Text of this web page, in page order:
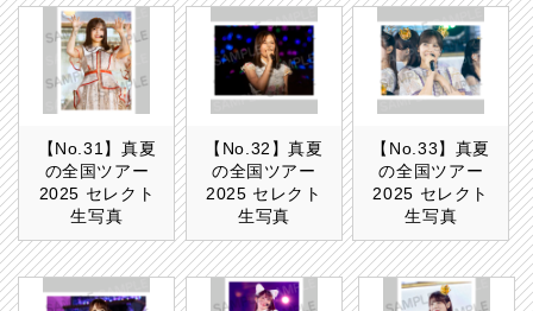
【No.31】真夏
の全国ツアー
2025 セレクト
生写真
【No.32】真夏
の全国ツアー
2025 セレクト
生写真
【No.33】真夏
の全国ツアー
2025 セレクト
生写真